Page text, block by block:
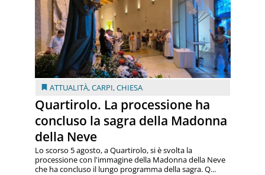
ATTUALITÀ,CARPI,CHIESA
Quartirolo. La processione ha
concluso la sagra della Madonna
della Neve
Lo scorso 5 agosto, a Quartirolo, si è svolta la
processione con l'immagine della Madonna della Neve
che ha concluso il lungo programma della sagra. Q...